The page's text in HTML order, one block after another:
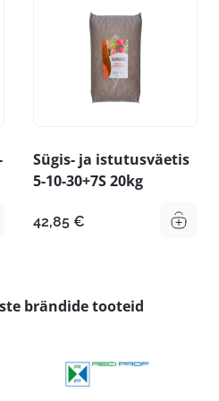
Sügis- ja istutusväetis
5-10-30+7S 20kg
42,85 €
brändide tooteid